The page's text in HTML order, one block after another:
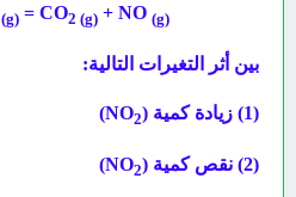
= CO2 (g)+ NO (g)
بين أثر التغيرات التالية:
(1) زيادة كمية (NO 2
)
(2) نقص كمية (NO 2
)